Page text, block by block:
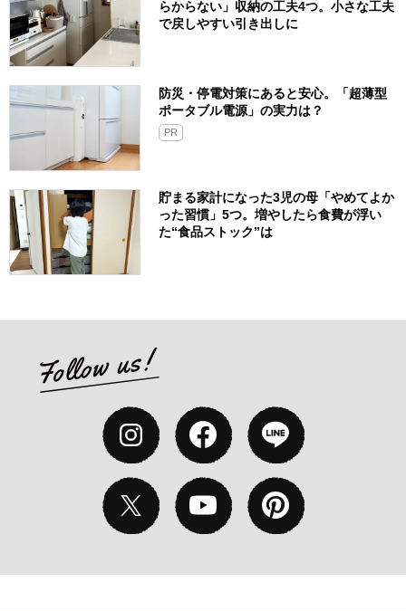
らからない」収納の工夫4つ。小さな工夫
で戻しやすい引き出しに
防災・停電対策にあると安心。「超薄型
ポータブル電源」の実力は？​
PR
貯まる家計になった3児の母「やめてよか
った習慣」5つ。増やしたら食費が浮い
た“食品ストック”は